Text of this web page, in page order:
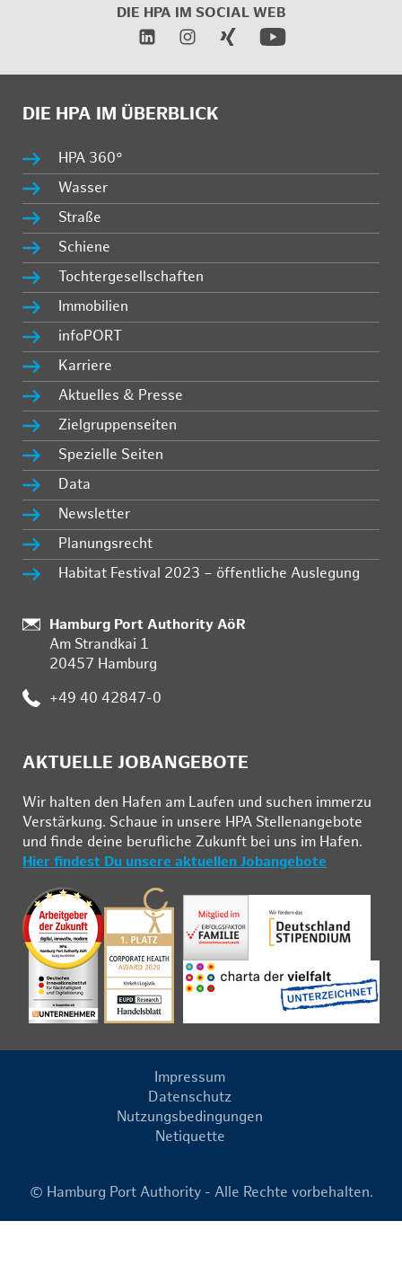
DIE HPA IM SOCIAL WEB
DIE HPA IM ÜBERBLICK
HPA 360°
Wasser
Straße
Schiene
Tochtergesellschaften
Immobilien
infoPORT
Karriere
Aktuelles & Presse
Zielgruppenseiten
Spezielle Seiten
Data
Newsletter
Planungsrecht
Habitat Festival 2023 – öffentliche Auslegung
Standort:
Hamburg Port Authority AöR
Am Strandkai 1
20457 Hamburg
Telefon:
+49 40 42847-0
AKTUELLE JOBANGEBOTE
Wir hal­ten den Ha­fen am Lau­fen und su­chen im­mer­zu
Ver­stär­kung. Schau­e in un­se­re HPA Stel­len­an­ge­bo­te
und fin­de deine be­ruf­li­che Zu­kunft bei uns im Ha­fen.
Hier findest Du unsere aktuellen Jobangebote
Impressum
Datenschutz
Nutzungsbedingungen
Netiquette
© Hamburg Port Authority - Alle Rechte vorbehalten.